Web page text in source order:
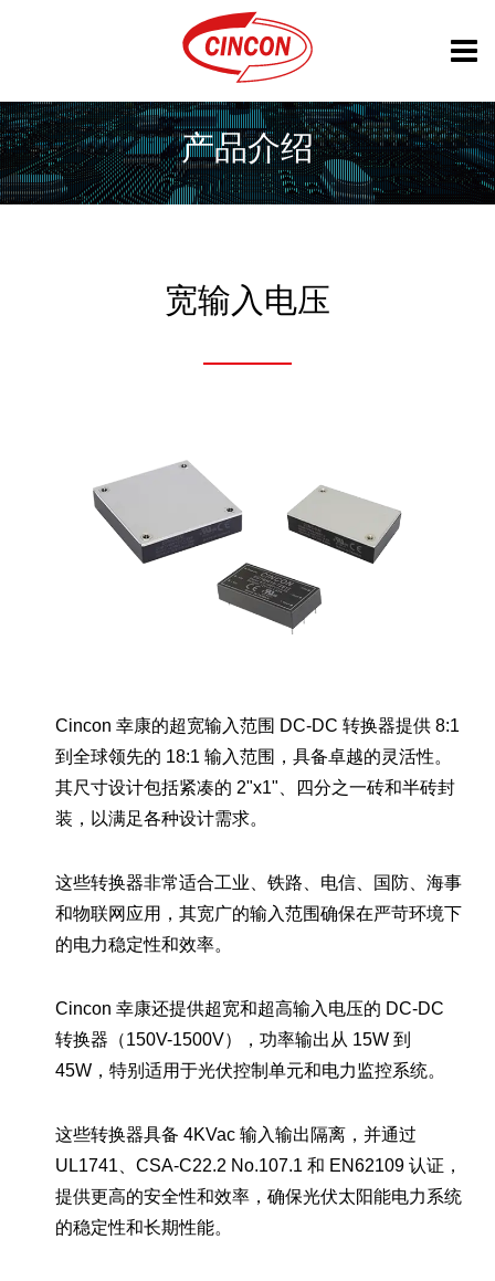
产品介绍
宽输入电压
Cincon 幸康的超宽输入范围 DC-DC 转换器提供 8:1
到全球领先的 18:1 输入范围，具备卓越的灵活性。
其尺寸设计包括紧凑的 2"x1"、四分之一砖和半砖封
装，以满足各种设计需求。
这些转换器非常适合工业、铁路、电信、国防、海事
和物联网应用，其宽广的输入范围确保在严苛环境下
的电力稳定性和效率。
Cincon 幸康还提供超宽和超高输入电压的 DC-DC
转换器（150V-1500V），功率输出从 15W 到
45W，特别适用于光伏控制单元和电力监控系统。
这些转换器具备 4KVac 输入输出隔离，并通过
UL1741、CSA-C22.2 No.107.1 和 EN62109 认证，
提供更高的安全性和效率，确保光伏太阳能电力系统
的稳定性和长期性能。